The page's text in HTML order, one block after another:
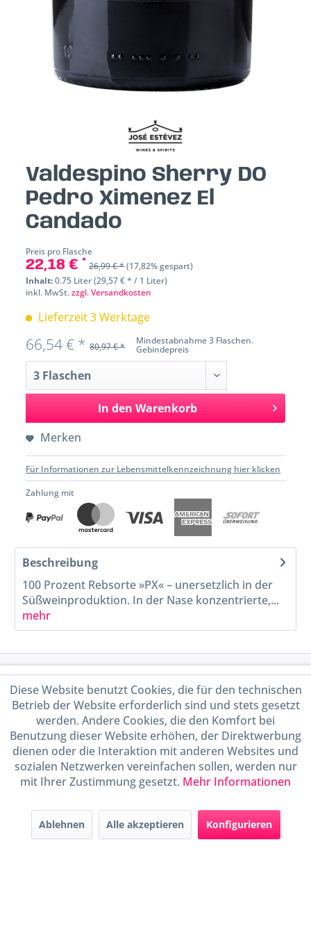
Valdespino Sherry DO
Pedro Ximenez El
Candado
Preis pro Flasche
22,18 € * 26,99 € *(17,82% gespart)
Inhalt:0.75 Liter (29,57 € * / 1 Liter)
inkl. MwSt.zzgl. Versandkosten
Lieferzeit 3 Werktage
Mindestabnahme 3 Flaschen.
Gebindepreis
66,54 € * 80,97 € *
In den Warenkorb
Merken
Für Informationen zur Lebensmittelkennzeichnung hier klicken
Zahlung mit
Beschreibung
100 Prozent Rebsorte »PX« – unersetzlich in der
Süßweinproduktion. In der Nase konzentrierte,...
mehr
Service Hotline
Shop Service
Informationen
Handel mit BIO-Weinen
durch DE-ÖKO-009
Diese Website benutzt Cookies, die für den technischen
Betrieb der Website erforderlich sind und stets gesetzt
werden. Andere Cookies, die den Komfort bei
Benutzung dieser Website erhöhen, der Direktwerbung
dienen oder die Interaktion mit anderen Websites und
sozialen Netzwerken vereinfachen sollen, werden nur
mit Ihrer Zustimmung gesetzt. Mehr Informationen
Ablehnen Alle akzeptieren Konfigurieren